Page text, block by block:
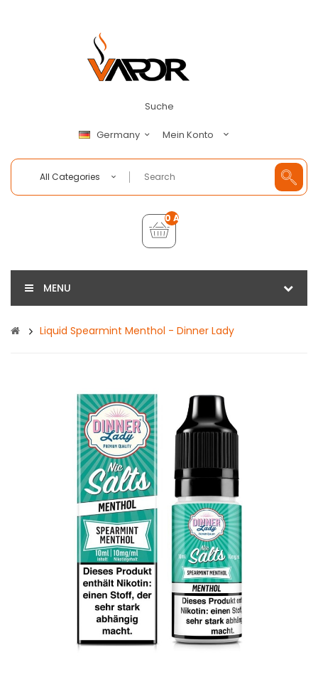
Suche
Germany Mein Konto
All Categories
0 Artikel - €0,00
MENU
Liquid Spearmint Menthol - Dinner Lady